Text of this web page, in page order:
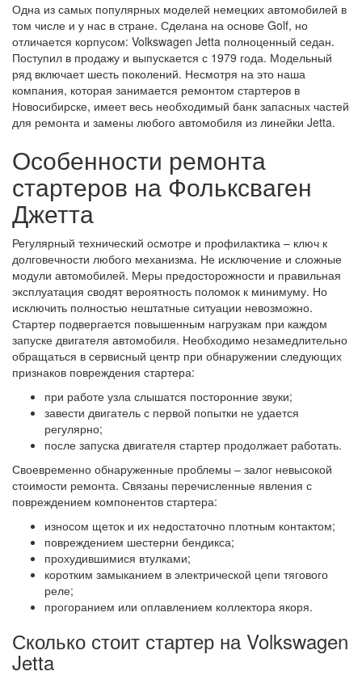
Одна из самых популярных моделей немецких автомобилей в
том числе и у нас в стране. Сделана на основе Golf, но
отличается корпусом: Volkswagen Jetta полноценный седан.
Поступил в продажу и выпускается с 1979 года. Модельный
ряд включает шесть поколений. Несмотря на это наша
компания, которая занимается ремонтом стартеров в
Новосибирске, имеет весь необходимый банк запасных частей
для ремонта и замены любого автомобиля из линейки Jetta.
Особенности ремонта
стартеров на Фольксваген
Джетта
Регулярный технический осмотре и профилактика – ключ к
долговечности любого механизма. Не исключение и сложные
модули автомобилей. Меры предосторожности и правильная
эксплуатация сводят вероятность поломок к минимуму. Но
исключить полностью нештатные ситуации невозможно.
Стартер подвергается повышенным нагрузкам при каждом
запуске двигателя автомобиля. Необходимо незамедлительно
обращаться в сервисный центр при обнаружении следующих
признаков повреждения стартера:
при работе узла слышатся посторонние звуки;
завести двигатель с первой попытки не удается
регулярно;
после запуска двигателя стартер продолжает работать.
Своевременно обнаруженные проблемы – залог невысокой
стоимости ремонта. Связаны перечисленные явления с
повреждением компонентов стартера:
износом щеток и их недостаточно плотным контактом;
повреждением шестерни бендикса;
прохудившимися втулками;
коротким замыканием в электрической цепи тягового
реле;
прогоранием или оплавлением коллектора якоря.
Сколько стоит стартер на Volkswagen
Jetta